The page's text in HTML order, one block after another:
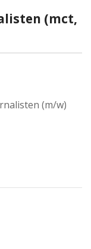
(mct,
(m/w)